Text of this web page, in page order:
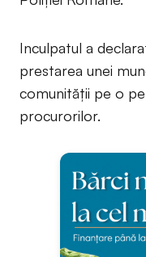
Inculpatul a
prestarea unei
comunității pe o
procurorilor.